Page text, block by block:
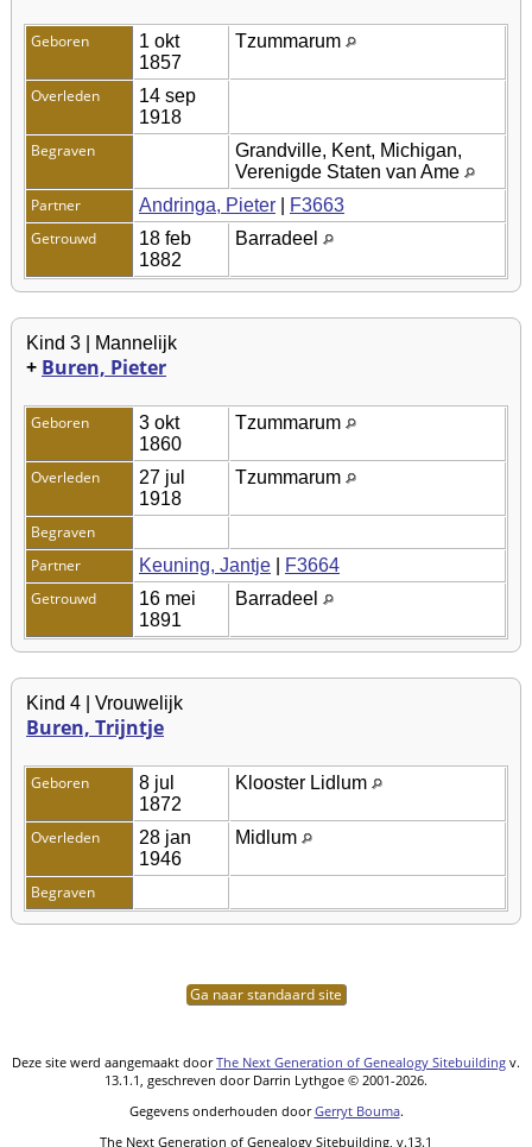
Geboren
1 okt
1857
Tzummarum
Overleden
14 sep
1918
Begraven
Grandville, Kent, Michigan,
Verenigde Staten van Ame
Partner
Andringa, Pieter
F3663
Getrouwd
18 feb
1882
Barradeel
Kind 3 | Mannelijk
+ Buren, Pieter
Geboren
3 okt
1860
Tzummarum
Overleden
27 jul
1918
Tzummarum
Begraven
Partner
Keuning, Jantje
F3664
Getrouwd
16 mei
1891
Barradeel
Kind 4 | Vrouwelijk
Buren, Trijntje
Geboren
8 jul
1872
Klooster Lidlum
Overleden
28 jan
1946
Midlum
Begraven
Ga naar standaard site
Deze site werd aangemaakt doorThe Next Generation of Genealogy Sitebuilding v.
13.1.1, geschreven door Darrin Lythgoe © 2001-2026.
Gegevens onderhouden doorGerryt Bouma.
The Next Generation of Genealogy Sitebuilding, v.13.1